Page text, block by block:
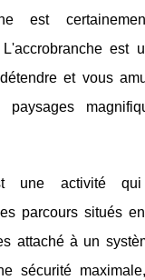
est
est
et vous
une activité
parcours situés
attaché à un
sécurité